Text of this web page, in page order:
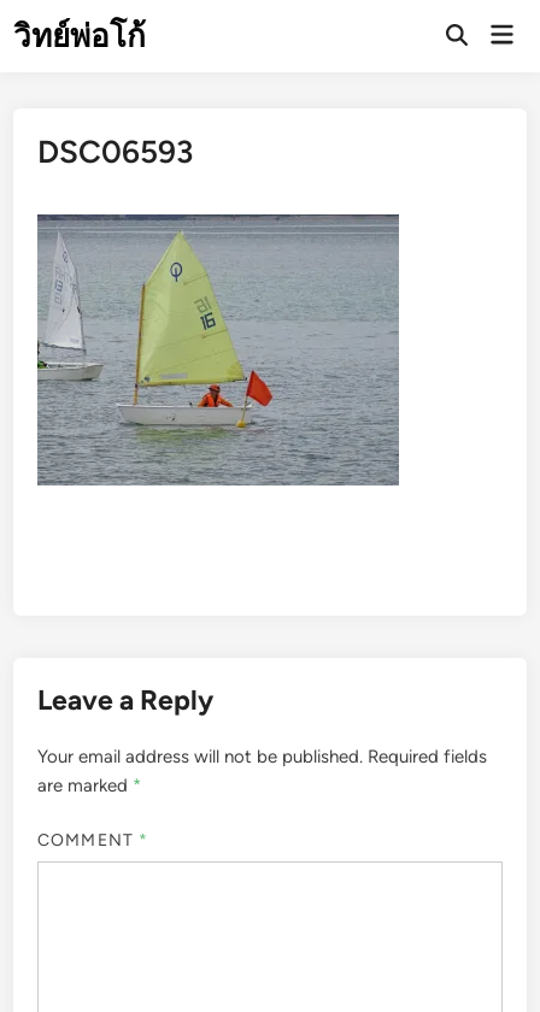
toวิทย์พ่อโก้
Open
DSC06593
Leave a Reply
Your email address will not be published. Required fields
are marked *
COMMENT *